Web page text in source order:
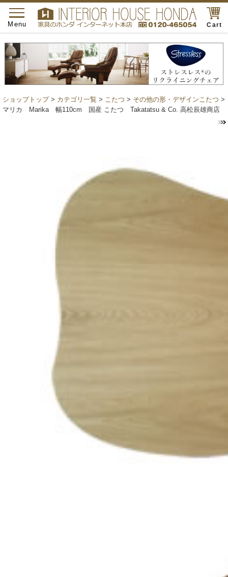
Cart
toggle
navigation
Menu
ショップトップ> カテゴリ一覧 > こたつ > その他の形・デザインこたつ >
マリカ Marika 幅110cm 国産 こたつ Takatatsu & Co. 高松辰雄商店